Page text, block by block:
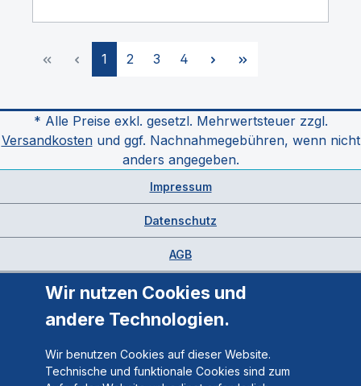
Seite
1 Seite
2 Seite
3 Seite
4
* Alle Preise exkl. gesetzl. Mehrwertsteuer zzgl.
Versandkostenund ggf. Nachnahmegebühren, wenn nicht
anders angegeben.
Impressum
Datenschutz
AGB
Versand
Zahlarten
EXPERTMAIL
Wir nutzen Cookies und
andere Technologien.
Wir benutzen Cookies auf dieser Website.
Technische und funktionale Cookies sind zum